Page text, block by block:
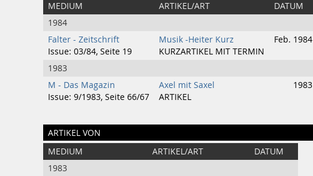
MEDIUM ARTIKEL/ART
DATUM
1984
Falter - Zeitschrift
Issue: 03/84, Seite 19
Musik -Heiter Kurz
KURZARTIKEL MIT TERMIN
Feb. 1984
1983
M - Das Magazin
Issue: 9/1983, Seite 66/67
Axel mit Saxel
ARTIKEL
1983
ARTIKEL VON
MEDIUM ARTIKEL/ART
DATUM
1983